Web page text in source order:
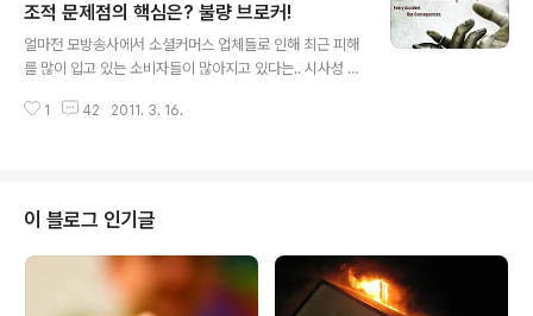
리고 대표로써....함께 경험하고 느껴본 바로는? 바로... 월
급날 절대로 하루라도 미루지 않고... 회사창립 이후...몇 년
세월이 지나더라도... 제대로된 금액.... 따박따박 나와주는
봅니다. 소위말하는 대기업 정도되면.. 마..
조적 문제점의 핵심은? 불량 브로커!
얼마전 모방송사에서 소셜커머스 업체들로 인해 최근 피해
를 많이 입고 있는 소비자들이 많아지고 있다는.. 시사성 방
하면.. 크게 믿는 편은 아니지만.. 소셜커머스 업체의 최근
유지되면서 유통아닌 유통을 하기도 하고... 특히..최근엔..
소셜커머스 창업과 관련된 조언을 듣고자 오시는 분들도
부쩍 늘어난것 같고.. 실제 지인 몇분은 소셜커머스 업체에
씸짓돈을 투자하기도... 또는.. 투자받기 위해.. 제안서 쪼가
리 들고..동분서주 하는 모습을 심심찮게 보게되는데.. 헐....
1 42 2011. 3. 16.
이 블로그 인기글